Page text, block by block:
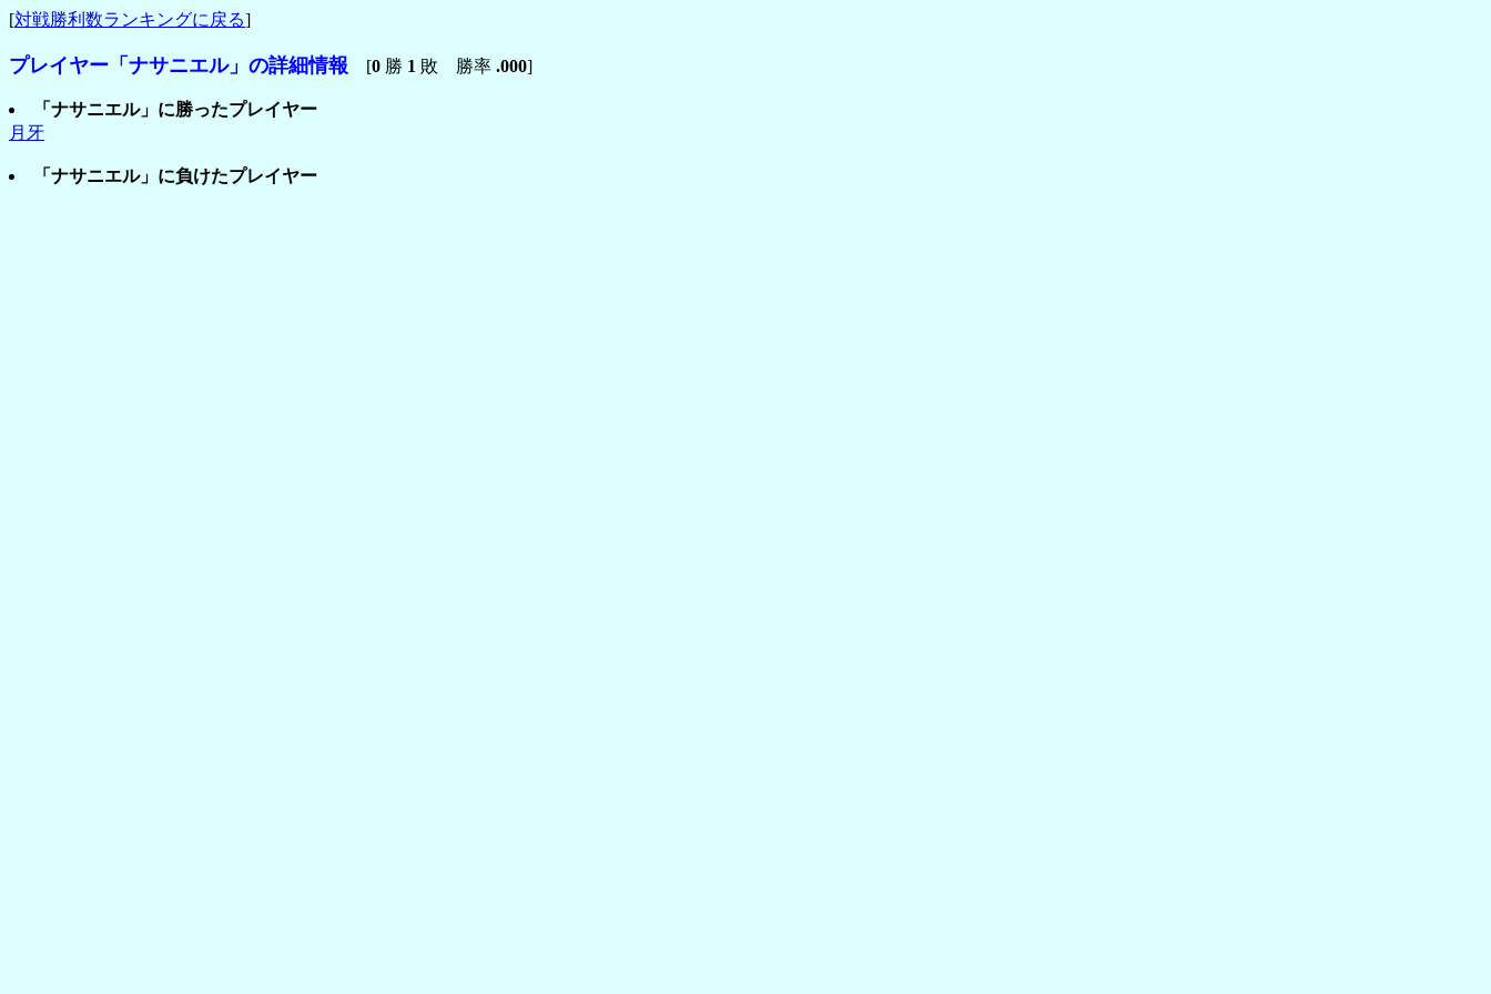
[対戦勝利数ランキングに戻る]
プレイヤー「ナサニエル」の詳細情報 [0 勝 1 敗 勝率 .000]
「ナサニエル」に勝ったプレイヤー
月牙
「ナサニエル」に負けたプレイヤー